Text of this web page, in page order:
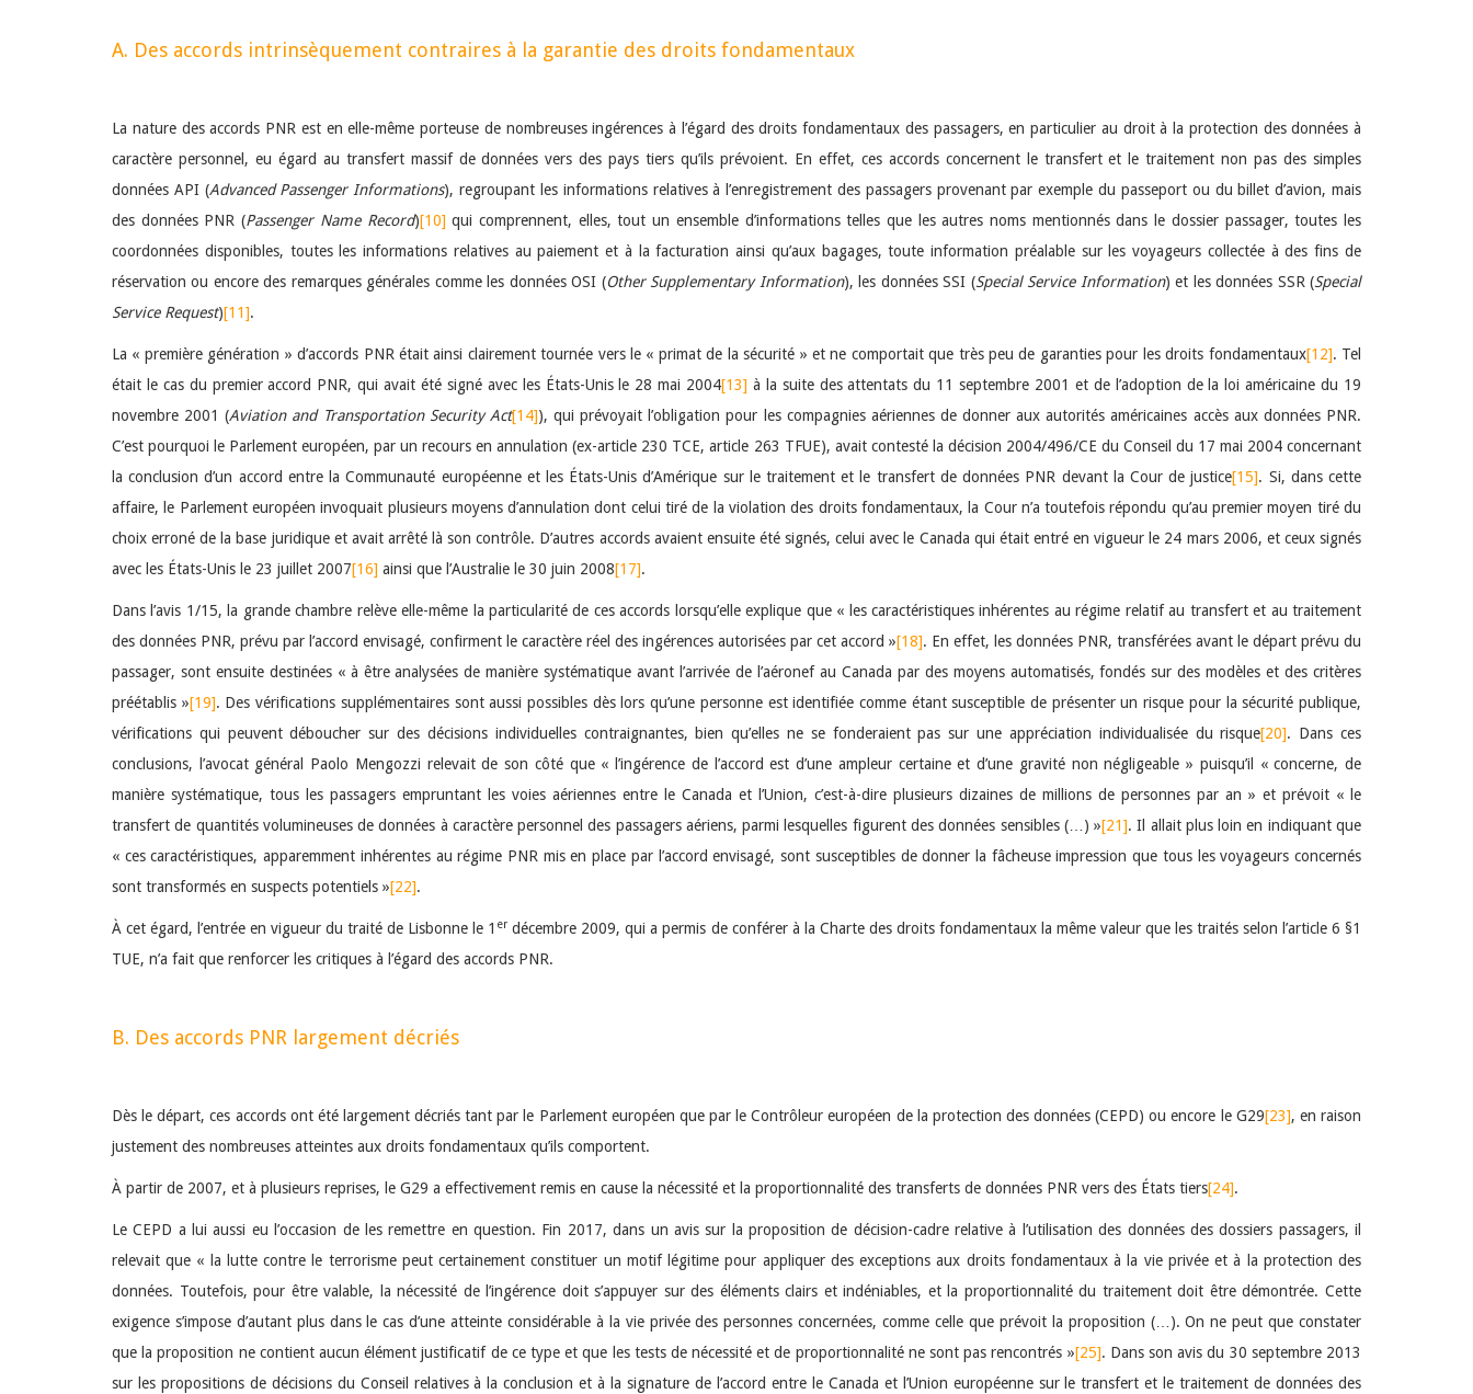
A. Des accords intrinsèquement contraires à la garantie des droits fondamentaux
La nature des accords PNR est en elle-même porteuse de nombreuses ingérences à l’égard des droits fondamentaux des passagers, en particulier au droit à la protection des données à
caractère personnel, eu égard au transfert massif de données vers des pays tiers qu’ils prévoient. En effet, ces accords concernent le transfert et le traitement non pas des simples
données API (Advanced Passenger Informations), regroupant les informations relatives à l’enregistrement des passagers provenant par exemple du passeport ou du billet d’avion, mais
des données PNR (Passenger Name Record)[10] qui comprennent, elles, tout un ensemble d’informations telles que les autres noms mentionnés dans le dossier passager, toutes les
coordonnées disponibles, toutes les informations relatives au paiement et à la facturation ainsi qu’aux bagages, toute information préalable sur les voyageurs collectée à des fins de
réservation ou encore des remarques générales comme les données OSI (OtherSupplementary Information), les données SSI (SpecialService Information) et les données SSR (Special
Service Request)[11].
La « première génération » d’accords PNR était ainsi clairement tournée vers le « primat de la sécurité » et ne comportait que très peu de garanties pour les droits fondamentaux[12]. Tel
était le cas du premier accord PNR, qui avait été signé avec les États-Unis le 28 mai 2004[13] à la suite des attentats du 11 septembre 2001 et de l’adoption de la loi américaine du 19
novembre 2001 (Aviation and Transportation Security Act[14]), qui prévoyait l’obligation pour les compagnies aériennes de donner aux autorités américaines accès aux données PNR.
C’est pourquoi le Parlement européen, par un recours en annulation (ex-article 230 TCE, article 263 TFUE), avait contesté la décision 2004/496/CE du Conseil du 17 mai 2004 concernant
la conclusion d’un accord entre la Communauté européenne et les États-Unis d’Amérique sur le traitement et le transfert de données PNR devant la Cour de justice[15]. Si, dans cette
affaire, le Parlement européen invoquait plusieurs moyens d’annulation dont celui tiré de la violation des droits fondamentaux, la Cour n’a toutefois répondu qu’au premier moyen tiré du
choix erroné de la base juridique et avait arrêté là son contrôle. D’autres accords avaient ensuite été signés, celui avec le Canada qui était entré en vigueur le 24 mars 2006, et ceux signés
avec les États-Unis le 23 juillet 2007[16] ainsi que l’Australie le 30 juin 2008[17].
Dans l’avis 1/15, la grande chambre relève elle-même la particularité de ces accords lorsqu’elle explique que « les caractéristiques inhérentes au régime relatif au transfert et au traitement
des données PNR, prévu par l’accord envisagé, confirment le caractère réel des ingérences autorisées par cet accord »[18]. En effet, les données PNR, transférées avant le départ prévu du
passager, sont ensuite destinées « à être analysées de manière systématique avant l’arrivée de l’aéronef au Canada par des moyens automatisés, fondés sur des modèles et des critères
préétablis »[19]. Des vérifications supplémentaires sont aussi possibles dès lors qu’une personne est identifiée comme étant susceptible de présenter un risque pour la sécurité publique,
vérifications qui peuvent déboucher sur des décisions individuelles contraignantes, bien qu’elles ne se fonderaient pas sur une appréciation individualisée du risque[20]. Dans ces
conclusions, l’avocat général Paolo Mengozzi relevait de son côté que « l’ingérence de l’accord est d’une ampleur certaine et d’une gravité non négligeable » puisqu’il « concerne, de
manière systématique, tous les passagers empruntant les voies aériennes entre le Canada et l’Union, c’est-à-dire plusieurs dizaines de millions de personnes par an » et prévoit « le
transfert de quantités volumineuses de données à caractère personnel des passagers aériens, parmi lesquelles figurent des données sensibles (…) »[21]. Il allait plus loin en indiquant que
« ces caractéristiques, apparemment inhérentes au régime PNR mis en place par l’accord envisagé, sont susceptibles de donner la fâcheuse impression que tous les voyageurs concernés
sont transformés en suspects potentiels »[22].
À cet égard, l’entrée en vigueur du traité de Lisbonne le 1 er décembre 2009, qui a permis de conférer à la Charte des droits fondamentaux la même valeur que les traités selon l’article 6 §1
TUE, n’a fait que renforcer les critiques à l’égard des accords PNR.
B. Des accords PNR largement décriés
Dès le départ, ces accords ont été largement décriés tant par le Parlement européen que par le Contrôleur européen de la protection des données (CEPD) ou encore le G29[23], en raison
justement des nombreuses atteintes aux droits fondamentaux qu’ils comportent.
À partir de 2007, et à plusieurs reprises, le G29 a effectivement remis en cause la nécessité et la proportionnalité des transferts de données PNR vers des États tiers[24].
Le CEPD a lui aussi eu l’occasion de les remettre en question. Fin 2017, dans un avis sur la proposition de décision-cadre relative à l’utilisation des données des dossiers passagers, il
relevait que « la lutte contre le terrorisme peut certainement constituer un motif légitime pour appliquer des exceptions aux droits fondamentaux à la vie privée et à la protection des
données. Toutefois, pour être valable, la nécessité de l’ingérence doit s’appuyer sur des éléments clairs et indéniables, et la proportionnalité du traitement doit être démontrée. Cette
exigence s’impose d’autant plus dans le cas d’une atteinte considérable à la vie privée des personnes concernées, comme celle que prévoit la proposition (…). On ne peut que constater
que la proposition ne contient aucun élément justificatif de ce type et que les tests de nécessité et de proportionnalité ne sont pas rencontrés »[25]. Dans son avis du 30 septembre 2013
sur les propositions de décisions du Conseil relatives à la conclusion et à la signature de l’accord entre le Canada et l’Union européenne sur le transfert et le traitement de données des